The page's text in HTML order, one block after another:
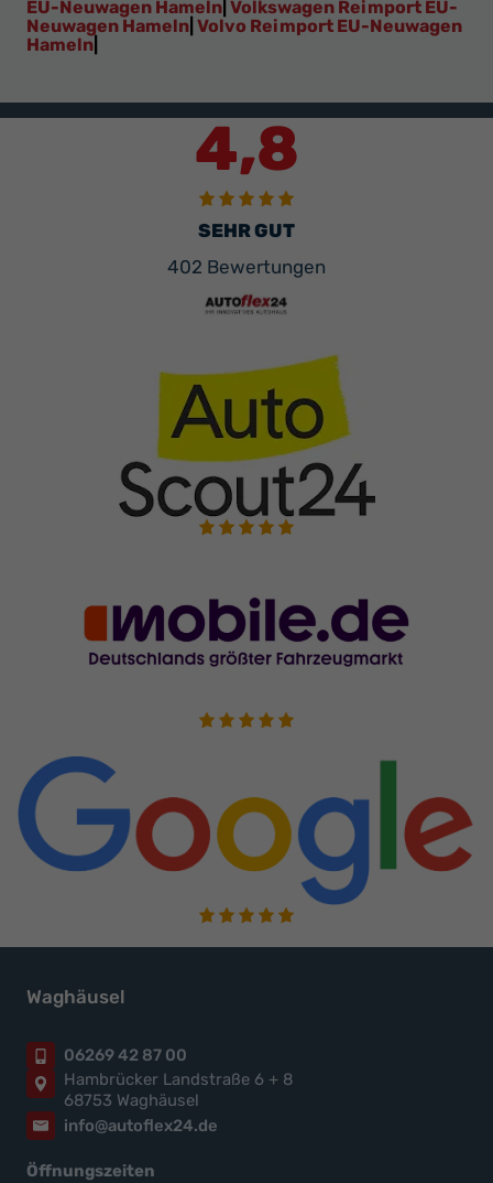
EU-Neuwagen Hameln Volkswagen Reimport EU-
Neuwagen Hameln Volvo Reimport EU-Neuwagen
Hameln
4,8
SEHR GUT
402 Bewertungen
Waghäusel
06269 42 87 00
Hambrücker Landstraße 6 + 8
68753 Waghäusel
info@autoflex24.de
Öffnungszeiten